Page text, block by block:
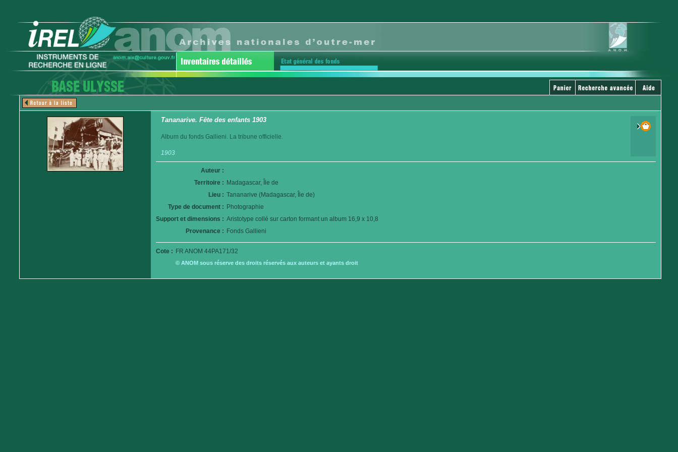
Tananarive. Fête des enfants 1903
Album du fonds Gallieni. La tribune officielle.
1903
Auteur :
Territoire : Madagascar, Île de
Lieu : Tananarive (Madagascar, Île de)
Type de document : Photographie
Support et dimensions : Aristotype collé sur carton formant un album 16,9 x 10,8
Provenance : Fonds Gallieni
Cote : FR ANOM 44PA171/32
© ANOM sous réserve des droits réservés aux auteurs et ayants droit